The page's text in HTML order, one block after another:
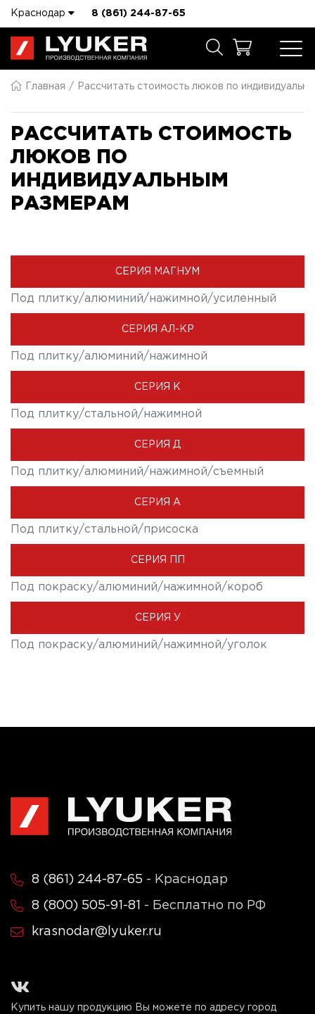
Краснодар 8 (861) 244-87-65
Главная Рассчитать стоимость люков по
РАССЧИТАТЬ СТОИМОСТЬ
ЛЮКОВ ПО
ИНДИВИДУАЛЬНЫМ
РАЗМЕРАМ
СЕРИЯ МАГНУМ
Под плитку/алюминий/нажимной/усиленный
СЕРИЯ АЛ-КР
Под плитку/алюминий/нажимной
СЕРИЯ K
Под плитку/стальной/нажимной
СЕРИЯ Д
Под плитку/алюминий/нажимной/съемный
СЕРИЯ A
Под плитку/стальной/присоска
СЕРИЯ ПП
Под покраску/алюминий/нажимной/короб
СЕРИЯ У
Под покраску/алюминий/нажимной/уголок
8 (861) 244-87-65 - Краснодар
8 (800) 505-91-81 - Бесплатно по РФ
krasnodar@lyuker.ru
Купить нашу продукцию Вы можете по адресу город